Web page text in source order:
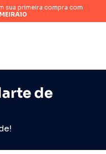
sua primeira compra com
de